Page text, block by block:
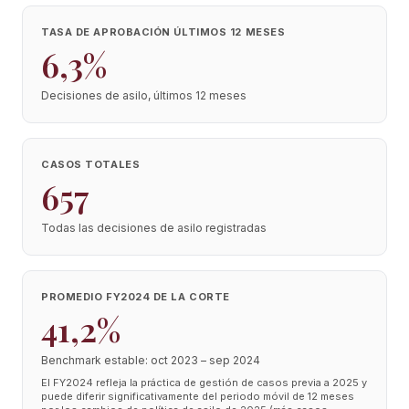
TASA DE APROBACIÓN ÚLTIMOS 12 MESES
6,3%
Decisiones de asilo, últimos 12 meses
CASOS TOTALES
657
Todas las decisiones de asilo registradas
PROMEDIO FY2024 DE LA CORTE
41,2%
Benchmark estable: oct 2023 – sep 2024
El FY2024 refleja la práctica de gestión de casos previa a 2025 y
puede diferir significativamente del periodo móvil de 12 meses